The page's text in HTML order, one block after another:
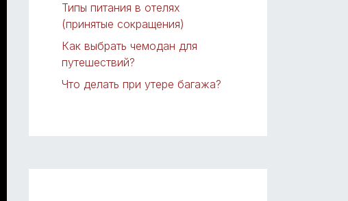
Типы питания в отелях
(принятые сокращения)
Как выбрать чемодан для
путешествий?
Что делать при утере багажа?